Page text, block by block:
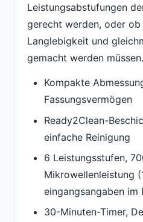
Leistungsabstufungen
gerecht werden, oder
Langlebigkeit und
gemacht werden müssen.
Kompakte
Fassungsvermögen
Ready2Clean-
einfache Reinigung
6 Leistungsstufen,
Mikrowellenleistung
eingangsangaben im
30-Minuten-Timer,